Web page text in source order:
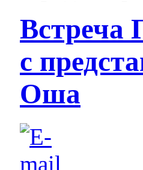
Встреча
с
Оша